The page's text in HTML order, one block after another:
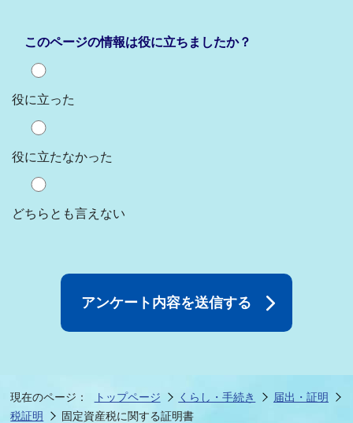
このページの情報は役に立ちましたか？
役に立った
役に立たなかった
どちらとも言えない
現在のページ： トップページ くらし・手続き
届出・証明
税証明
固定資産税に関する証明書